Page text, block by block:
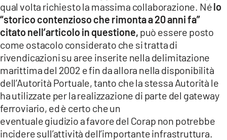
qual volta richiesto la massima collaborazione. Nélo
“storico contenzioso che rimonta a 20 anni fa”
citato nell’articolo in questione, può essere posto
come ostacolo considerato che si tratta di
rivendicazioni su aree inserite nella delimitazione
marittima del 2002 e fin da allora nella disponibilità
dell’Autorità Portuale, tanto che la stessa Autorità le
ha utilizzate per la realizzazione di parte del gateway
ferroviario, ed è certo che un
eventuale giudizio a favore del Corap non potrebbe
incidere sull’attività dell’importante infrastruttura.